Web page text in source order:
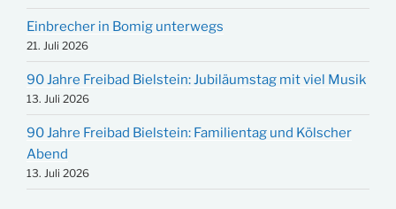
Einbrecher in Bomig unterwegs
21. Juli 2026
90 Jahre Freibad Bielstein: Jubiläumstag mit viel Musik
13. Juli 2026
90 Jahre Freibad Bielstein: Familientag und Kölscher
Abend
13. Juli 2026